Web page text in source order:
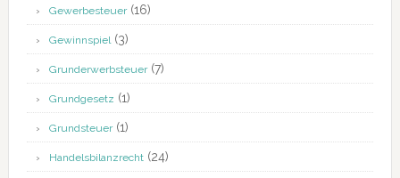
Gewerbesteuer(16)
Gewinnspiel(3)
Grunderwerbsteuer(7)
Grundgesetz (1)
Grundsteuer(1)
Handelsbilanzrecht(24)